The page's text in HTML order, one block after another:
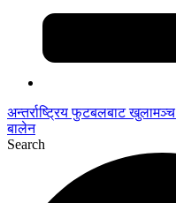
अन्तर्राष्ट्रिय फुटबलबाट खुलामञ्च
बालेन
Search